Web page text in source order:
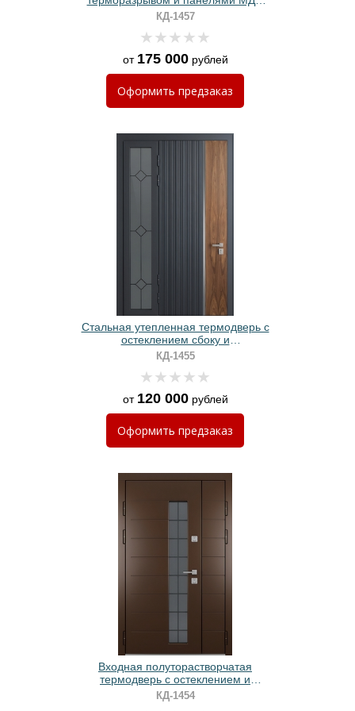
графит
КД-1457
от 175 000рублей
Оформить предзаказ
Стальная утепленная термодверь с
остеклением сбоку и
комбинированными панелями МДФ
RAL + шпон
КД-1455
от 120 000рублей
Оформить предзаказ
Входная полуторастворчатая
термодверь с остеклением и
панелями МДФ коричневого цвета
КД-1454